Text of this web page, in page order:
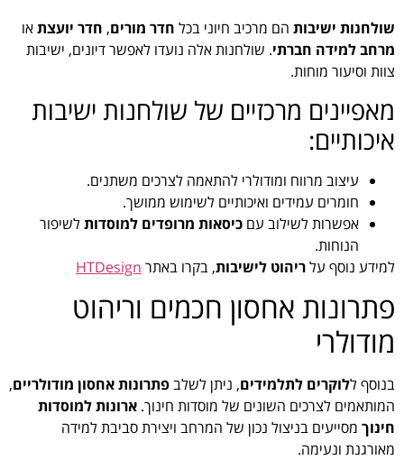
שולחנות ישיבות הם מרכיב חיוני בכל חדר מורים, חדר יועצתאו
מרחב למידה חברתי. שולחנות אלה נועדו לאפשר דיונים, ישיבות
צוות וסיעור מוחות.
מאפיינים מרכזיים של שולחנות ישיבות
איכותיים:
עיצוב מרווח ומודולרי להתאמה לצרכים משתנים.
חומרים עמידים ואיכותיים לשימוש ממושך.
אפשרות לשילוב עם כיסאות מרופדים למוסדותלשיפור
הנוחות.
למידע נוסף עלריהוט לישיבות, בקרו באתר HTDesign
פתרונות אחסון חכמים וריהוט
מודולרי
בנוסף ללוקרים לתלמידים, ניתן לשלבפתרונות אחסון מודולריים,
המותאמים לצרכים השונים של מוסדות חינוך. ארונות למוסדות
חינוך מסייעים בניצול נכון של המרחב ויצירת סביבת למידה
מאורגנת ונעימה.